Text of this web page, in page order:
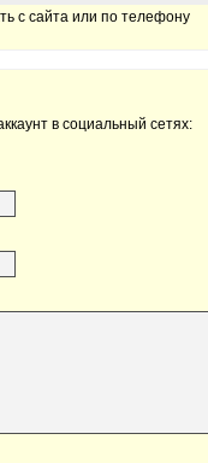
с сайта или по телефону
в социальный сетях: